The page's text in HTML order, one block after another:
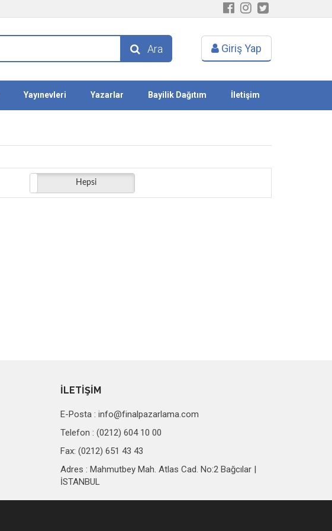
Ara Giriş Yap
Yayınevleri Yazarlar Bayilik Dağıtım İletişim
Hepsi
İLETİŞİM
E-Posta :info@finalpazarlama.com
Telefon : (0212) 604 10 00
Fax: (0212) 651 43 43
Adres : Mahmutbey Mah. Atlas Cad. No:2 Bağcılar |
İSTANBUL